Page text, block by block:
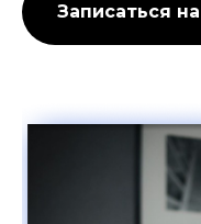
Записаться